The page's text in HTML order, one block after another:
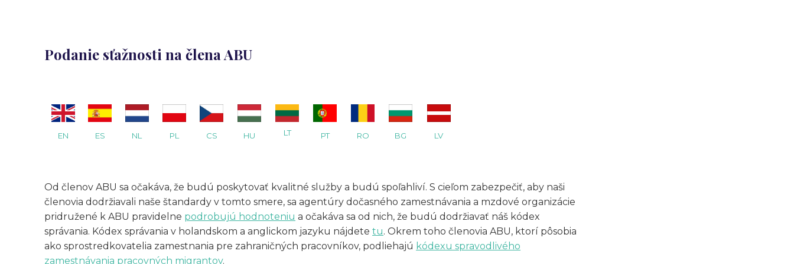
Podanie sťažnosti na člena ABU
EN ES NL PL CS HU LT PT RO BG LV
Od členov ABU sa očakáva, že budú poskytovať kvalitné služby a budú spoľahliví. S cieľom zabezpečiť, aby naši
členovia dodržiavali naše štandardy v tomto smere, sa agentúry dočasného zamestnávania a mzdové organizácie
pridružené k ABU pravidelne podrobujú hodnoteniu a očakáva sa od nich, že budú dodržiavať náš kódex
správania. Kódex správania v holandskom a anglickom jazyku nájdetetu. Okrem toho členovia ABU, ktorí pôsobia
ako sprostredkovatelia zamestnania pre zahraničných pracovníkov, podliehajú kódexu spravodlivého
zamestnávania pracovných migrantov.